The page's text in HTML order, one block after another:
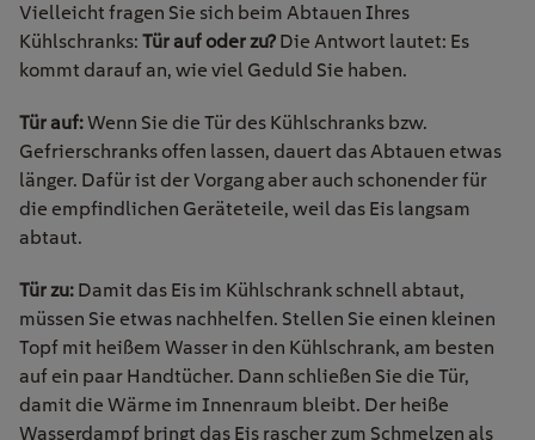
Vielleicht fragen Sie sich beim Abtauen Ihres
Kühlschranks: Tür auf oder zu? Die Antwort lautet: Es
kommt darauf an, wie viel Geduld Sie haben.
Tür auf:Wenn Sie die Tür des Kühlschranks bzw.
Gefrierschranks offen lassen, dauert das Abtauen etwas
länger. Dafür ist der Vorgang aber auch schonender für
die empfindlichen Geräteteile, weil das Eis langsam
abtaut.
Tür zu: Damit das Eis im Kühlschrank schnell abtaut,
müssen Sie etwas nachhelfen. Stellen Sie einen kleinen
Topf mit heißem Wasser in den Kühlschrank, am besten
auf ein paar Handtücher. Dann schließen Sie die Tür,
damit die Wärme im Innenraum bleibt. Der heiße
Wasserdampf bringt das Eis rascher zum Schmelzen als